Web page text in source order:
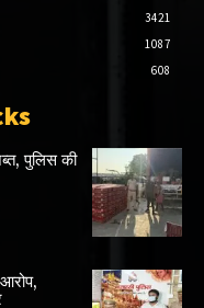
3421
1087
608
पुलिस की